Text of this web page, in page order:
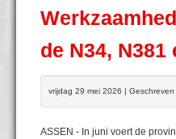
de N34, N381
vrijdag 29 mei 2026 |
ASSEN - In juni voert de